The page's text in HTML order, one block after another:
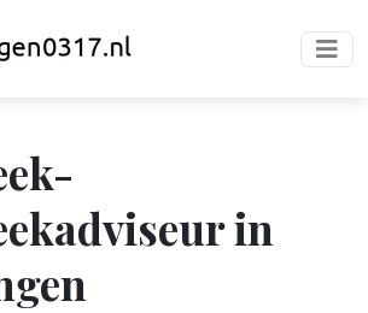
in